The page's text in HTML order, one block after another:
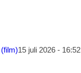
15 juli 2026 - 16:52